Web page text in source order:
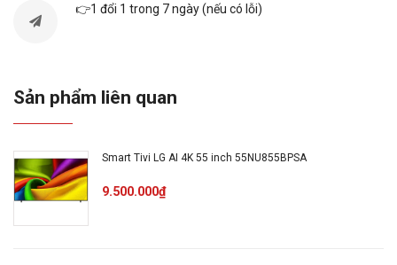
màn hình
Loại màn
hình
👉1 đổi 1 trong 7 ngày (nếu có lỗi)
Sản phẩm liên quan
Smart Tivi LG AI 4K 55 inch 55NU855BPSA
9.500.000₫